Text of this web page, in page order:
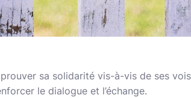
sa solidarité vis-à-vis de ses
le dialogue et l’échange.